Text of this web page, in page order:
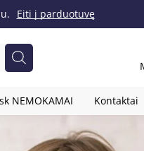
Eiti į parduotuvę
NEMOKAMAI Kontaktai